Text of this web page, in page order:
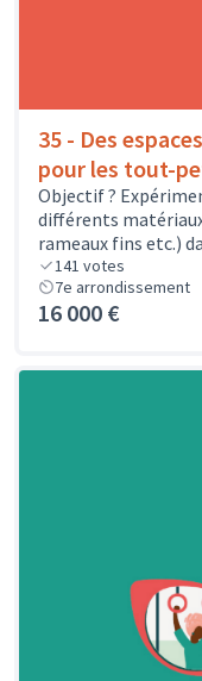
35 - Des
pour les tout-
Objectif ?
différents
rameaux fins etc.)
141 votes
7e arrondissement
16 000 €